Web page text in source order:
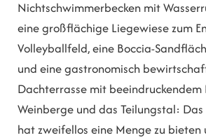
Nichtschwimmerbecken mit
eine großflächige Liegewiese zum
Volleyballfeld, eine Boccia-
und eine gastronomisch
Dachterrasse mit
Weinberge und das Teilungstal:
hat zweifellos eine Menge zu bieten